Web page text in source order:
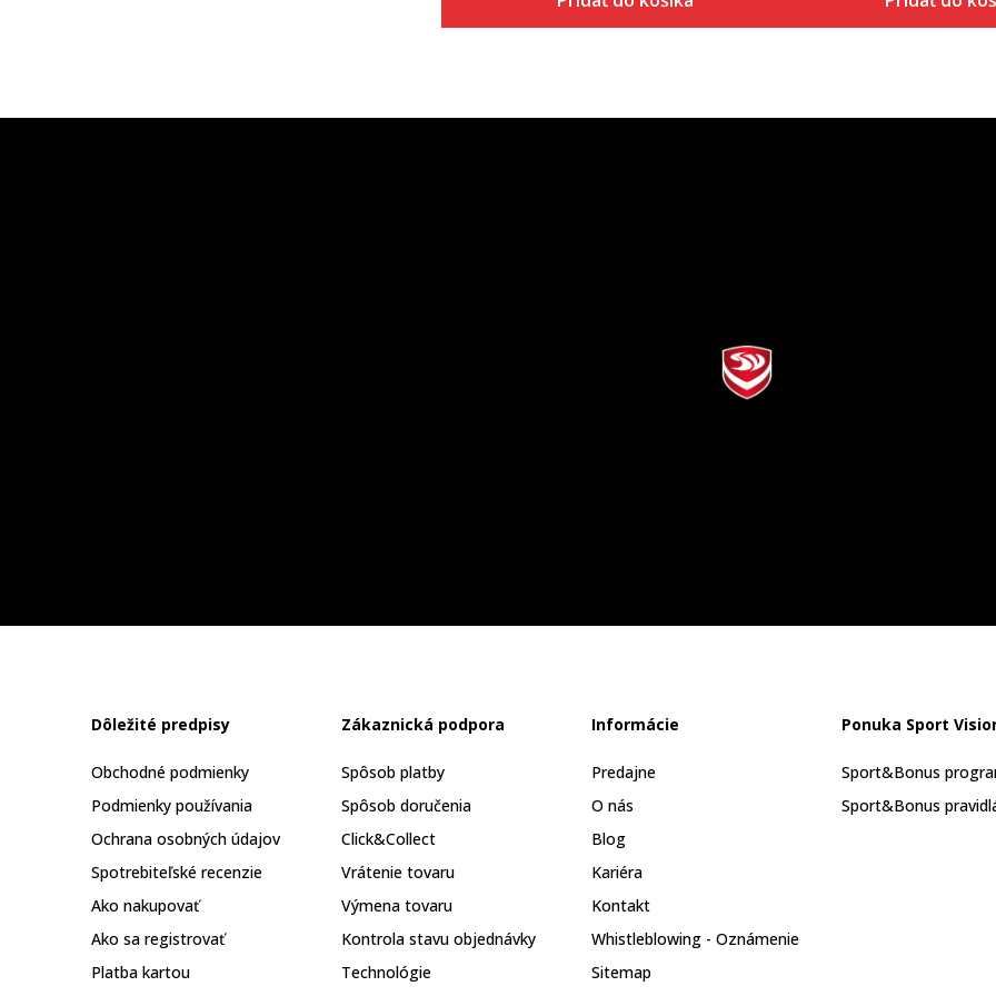
Dôležité predpisy
Obchodné podmienky
Podmienky používania
Ochrana osobných údajov
Spotrebiteľské recenzie
Ako nakupovať
Ako sa registrovať
Platba kartou
Zákaznická podpora
Spôsob platby
Spôsob doručenia
Click&Collect
Vrátenie tovaru
Výmena tovaru
Kontrola stavu objednávky
Technológie
Informácie
Predajne
O nás
Blog
Kariéra
Kontakt
Whistleblowing - Oznámenie
Sitemap
Ponuka Sport
Sport&Bonus
Sport&Bonus